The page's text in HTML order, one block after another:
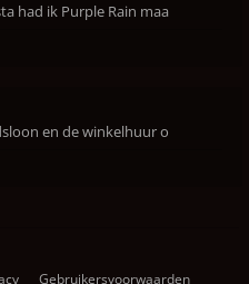
had ik Purple Rain maa
en de winkelhuur o
Gebruikersvoorwaarden